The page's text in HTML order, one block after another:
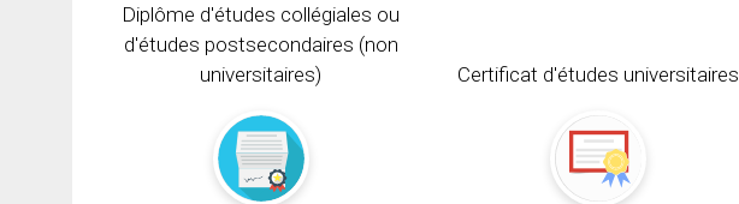
Diplôme d'études collégiales ou
d'études postsecondaires (non
universitaires)
Certificat d'études universitaires